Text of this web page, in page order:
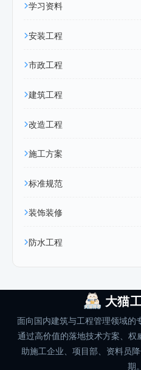
学习资料
安装工程
市政工程
建筑工程
改造工程
施工方案
标准规范
装饰装修
防水工程
大猫
面向国内建筑与工程管理领域的
通过高价值的落地技术方案、权
助施工企业、项目部、资料员
期。